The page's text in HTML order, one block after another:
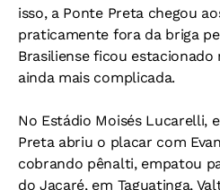
isso, a Ponte Preta chegou
praticamente fora da briga
Brasiliense ficou estacionado
ainda mais complicada.
No Estádio Moisés Lucarelli,
Preta abriu o placar com
cobrando pênalti, empatou
do Jacaré, em Taguatinga,